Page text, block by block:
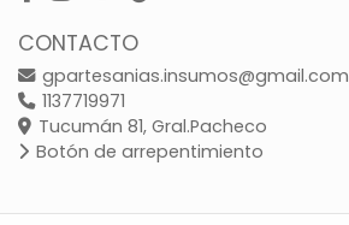
CONTACTO
gpartesanias.insumos@gmail.com
1137719971
Tucumán 81, Gral.Pacheco
Botón de arrepentimiento